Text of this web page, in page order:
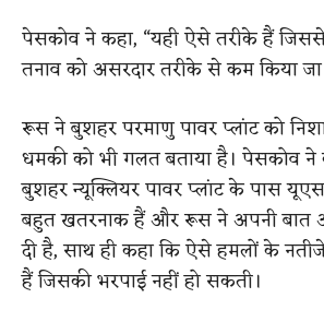
पेसकोव ने कहा, “यही ऐसे तरीके हैं
तनाव को असरदार तरीके से कम किया
रूस ने बुशहर परमाणु पावर प्लांट को
धमकी को भी गलत बताया है। पेसकोव ने
बुशहर न्यूक्लियर पावर प्लांट के पास
बहुत खतरनाक हैं और रूस ने अपनी बात
दी है, साथ ही कहा कि ऐसे हमलों के
हैं जिसकी भरपाई नहीं हो सकती।